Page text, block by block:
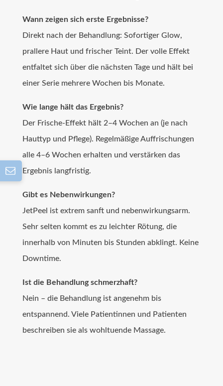
Wann zeigen sich erste Ergebnisse?
Direkt nach der Behandlung: Sofortiger Glow,
prallere Haut und frischer Teint. Der volle Effekt
entfaltet sich über die nächsten Tage und hält bei
einer Serie mehrere Wochen bis Monate.
Wie lange hält das Ergebnis?
Der Frische-Effekt hält 2–4 Wochen an (je nach
Hauttyp und Pflege). Regelmäßige Auffrischungen
alle 4–6 Wochen erhalten und verstärken das
Ergebnis langfristig.
Gibt es Nebenwirkungen?
JetPeel ist extrem sanft und nebenwirkungsarm.
Sehr selten kommt es zu leichter Rötung, die
innerhalb von Minuten bis Stunden abklingt. Keine
Downtime.
Ist die Behandlung schmerzhaft?
Nein – die Behandlung ist angenehm bis
entspannend. Viele Patientinnen und Patienten
beschreiben sie als wohltuende Massage.